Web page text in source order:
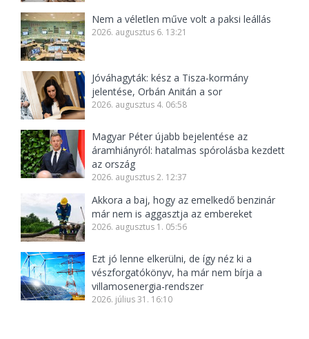
Nem a véletlen műve volt a paksi leállás
2026. augusztus 6. 13:21
Jóváhagyták: kész a Tisza-kormány
jelentése, Orbán Anitán a sor
2026. augusztus 4. 06:58
Magyar Péter újabb bejelentése az
áramhiányról: hatalmas spórolásba kezdett
az ország
2026. augusztus 2. 12:37
Akkora a baj, hogy az emelkedő benzinár
már nem is aggasztja az embereket
2026. augusztus 1. 05:56
Ezt jó lenne elkerülni, de így néz ki a
vészforgatókönyv, ha már nem bírja a
villamosenergia-rendszer
2026. július 31. 16:10